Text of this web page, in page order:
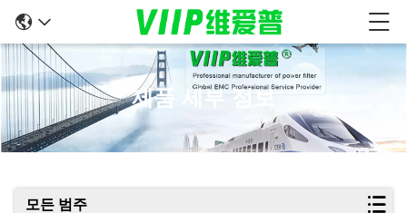
제품 세부 정보
모든 범주